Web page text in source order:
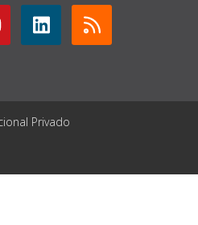
Privado